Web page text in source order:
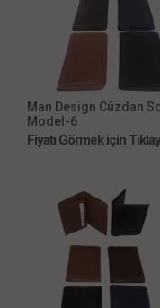
Man Design Cüzdan
Model-6
Fiyatı Görmek için